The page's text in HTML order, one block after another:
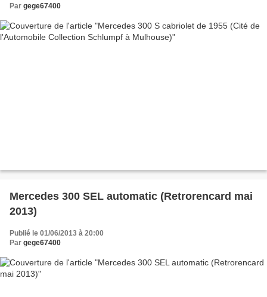
Par gege67400
Mercedes 300 SEL automatic (Retrorencard mai
2013)
Publié le 01/06/2013 à 20:00
Par gege67400